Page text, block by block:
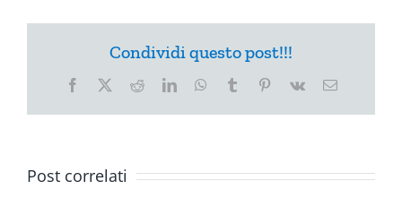
Condividi questo post!!!
Facebook
X RedditLinkedInWhatsApp
Tumblr Pinterest
Vk Email
Post correlati